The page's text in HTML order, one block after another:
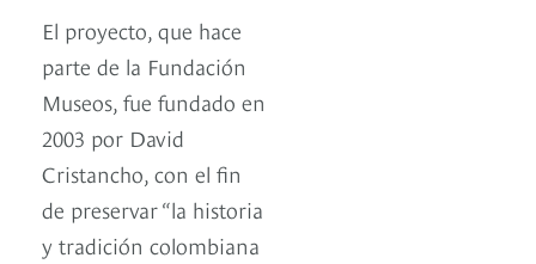
El proyecto, que hace
parte de la Fundación
Museos, fue fundado en
2003 por David
Cristancho, con el fin
de preservar “la historia
y tradición colombiana